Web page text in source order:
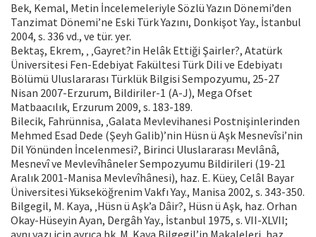
Bek, Kemal, Metin İncelemeleriyle Sözlü Yazın Dönemi’den
Tanzimat Dönemi’ne Eski Türk Yazını, Donkişot Yay., İstanbul
2004, s. 336 vd., ve tür. yer.
Bektaş, Ekrem, ‚ ‚Gayret?in Helâk Ettiği Şairler?, Atatürk
Üniversitesi Fen-Edebiyat Fakültesi Türk Dili ve Edebiyatı
Bölümü Uluslararası Türklük Bilgisi Sempozyumu, 25-27
Nisan 2007-Erzurum, Bildiriler-1 (A-J), Mega Ofset
Matbaacılık, Erzurum 2009, s. 183-189.
Bilecik, Fahrünnisa, ‚Galata Mevlevihanesi Postnişinlerinden
Mehmed Esad Dede (Şeyh Galib)’nin Hüsn ü Aşk Mesnevîsi’nin
Dil Yönünden İncelenmesi?, Birinci Uluslararası Mevlânâ,
Mesnevî ve Mevlevîhâneler Sempozyumu Bildirileri (19-21
Aralık 2001-Manisa Mevlevîhânesi), haz. E. Küey, Celâl Bayar
Üniversitesi Yükseköğrenim Vakfı Yay., Manisa 2002, s. 343-350.
Bilgegil, M. Kaya, ‚Hüsn ü Aşk’a Dâir?, Hüsn ü Aşk, haz. Orhan
Okay-Hüseyin Ayan, Dergâh Yay., İstanbul 1975, s. VII-XLVII;